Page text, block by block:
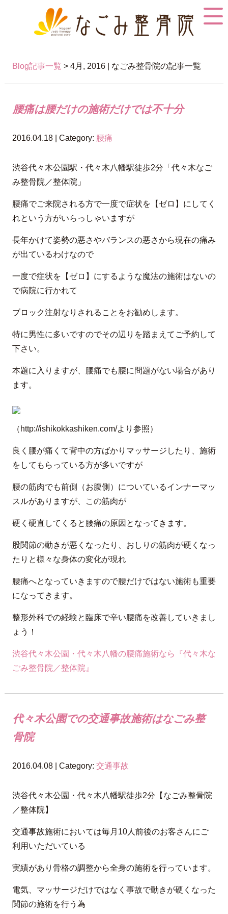
Blog記事一覧 > 4月, 2016 | なごみ整骨院の記事一覧
腰痛は腰だけの施術だけでは不十分
2016.04.18 | Category: 腰痛
渋谷代々木公園駅・代々木八幡駅徒歩2分「代々木なご
み整骨院／整体院」
腰痛でご来院される方で一度で症状を【ゼロ】にしてく
れという方がいらっしゃいますが
長年かけて姿勢の悪さやバランスの悪さから現在の痛み
が出ているわけなので
一度で症状を【ゼロ】にするような魔法の施術はないの
で病院に行かれて
ブロック注射なりされることをお勧めします。
特に男性に多いですのでその辺りを踏まえてご予約して
下さい。
本題に入りますが、腰痛でも腰に問題がない場合があり
ます。
（http://ishikokkashiken.com/より参照）
良く腰が痛くて背中の方ばかりマッサージしたり、施術
をしてもらっている方が多いですが
腰の筋肉でも前側（お腹側）についているインナーマッ
スルがありますが、この筋肉が
硬く硬直してくると腰痛の原因となってきます。
股関節の動きが悪くなったり、おしりの筋肉が硬くなっ
たりと様々な身体の変化が現れ
腰痛へとなっていきますので腰だけではない施術も重要
になってきます。
整形外科での経験と臨床で辛い腰痛を改善していきまし
ょう！
渋谷代々木公園・代々木八幡の腰痛施術なら『代々木な
ごみ整骨院／整体院』
代々木公園での交通事故施術はなごみ整
骨院
2016.04.08 | Category: 交通事故
渋谷代々木公園・代々木八幡駅徒歩2分【なごみ整骨院
／整体院】
交通事故施術においては毎月10人前後のお客さんにご
利用いただいている
実績があり骨格の調整から全身の施術を行っています。
電気、マッサージだけではなく事故で動きが硬くなった
関節の施術を行う為